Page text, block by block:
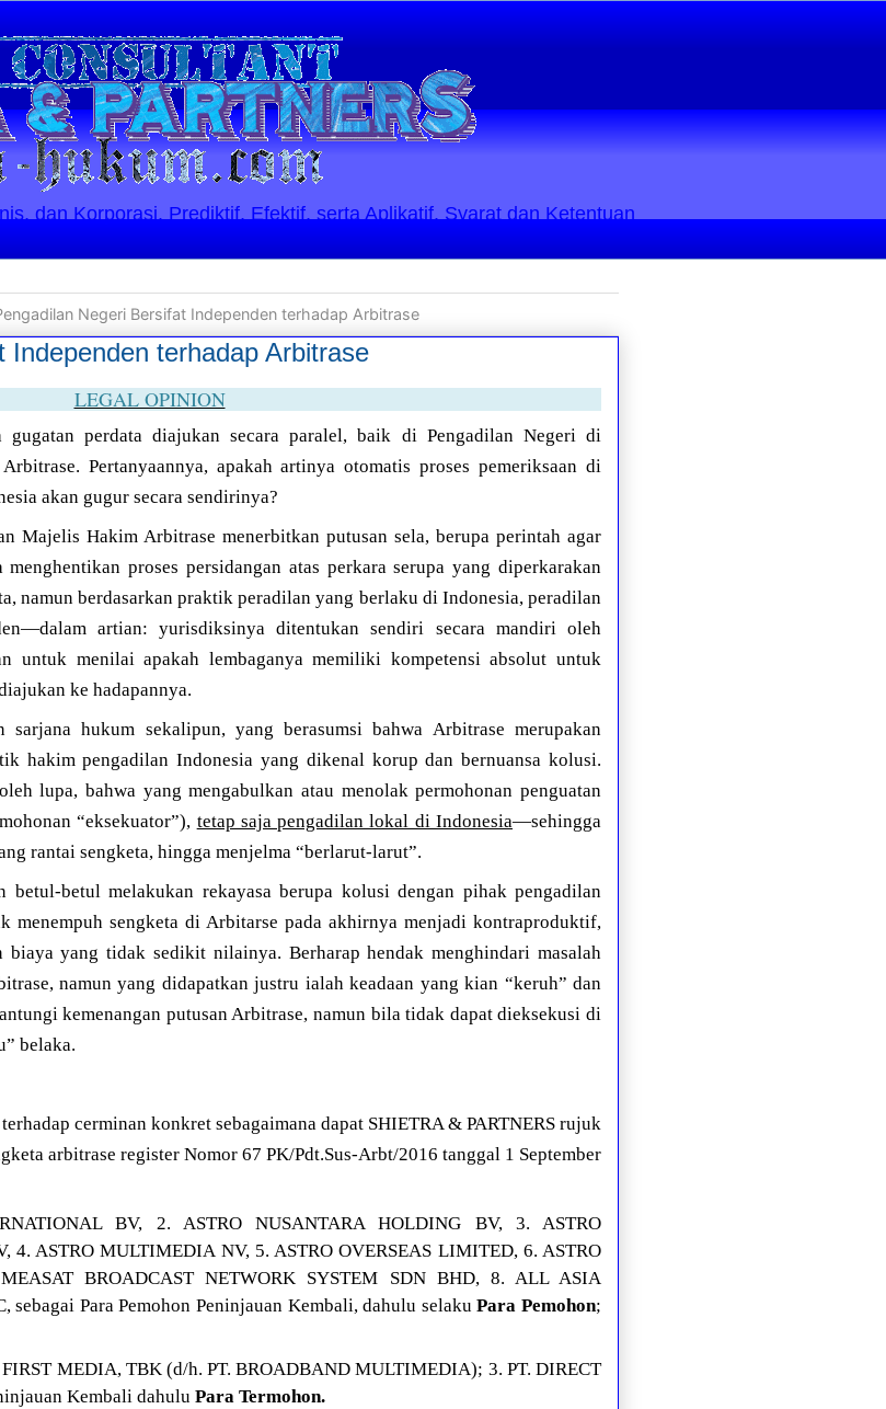
dan Korporasi. Prediktif, Efektif, serta Aplikatif. Syarat dan Ketentuan
Negeri Bersifat Independen terhadap Arbitrase
Independen terhadap Arbitrase
LEGAL OPINION
gugatan perdata diajukan secara paralel, baik di Pengadilan Negeri di
Pertanyaannya, apakah artinya otomatis proses pemeriksaan di
akan gugur secara sendirinya?
Majelis Hakim Arbitrase menerbitkan putusan sela, berupa perintah agar
proses persidangan atas perkara serupa yang diperkarakan
namun berdasarkan praktik peradilan yang berlaku di Indonesia, peradilan
artian: yurisdiksinya ditentukan sendiri secara mandiri oleh
untuk menilai apakah lembaganya memiliki kompetensi absolut untuk
ke hadapannya.
sarjana hukum sekalipun, yang berasumsi bahwa Arbitrase merupakan
hakim pengadilan Indonesia yang dikenal korup dan bernuansa kolusi.
lupa, bahwa yang mengabulkan atau menolak permohonan penguatan
“eksekuator”), tetap saja pengadilan lokal di Indonesia—sehingga
rantai sengketa, hingga menjelma “berlarut-larut”.
betul-betul melakukan rekayasa berupa kolusi dengan pihak pengadilan
menempuh sengketa di Arbitarse pada akhirnya menjadi kontraproduktif,
biaya yang tidak sedikit nilainya. Berharap hendak menghindari masalah
namun yang didapatkan justru ialah keadaan yang kian “keruh” dan
kemenangan putusan Arbitrase, namun bila tidak dapat dieksekusi di
belaka.
cerminan konkret sebagaimana dapat SHIETRA & PARTNERS rujuk
arbitrase register Nomor 67 PK/Pdt.Sus-Arbt/2016 tanggal 1 September
BV, 2. ASTRO NUSANTARA HOLDING BV, 3. ASTRO
4. ASTRO MULTIMEDIA NV, 5. ASTRO OVERSEAS LIMITED, 6. ASTRO
BROADCAST NETWORK SYSTEM SDN BHD, 8. ALL ASIA
Para Pemohon Peninjauan Kembali, dahulu selakuPara Pemohon;
MEDIA, TBK (d/h. PT. BROADBAND MULTIMEDIA); 3. PT. DIRECT
Kembali dahuluPara Termohon.